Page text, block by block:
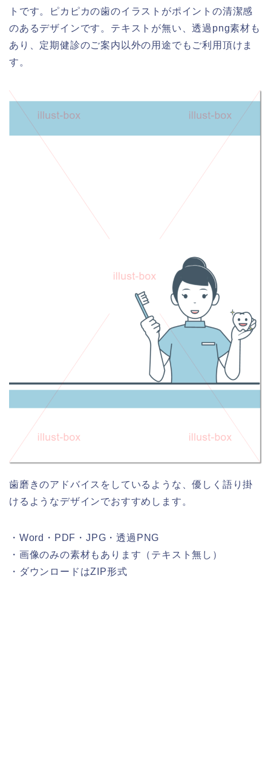
トです。ピカピカの歯のイラストがポイントの清潔感
のあるデザインです。テキストが無い、透過png素材も
あり、定期健診のご案内以外の用途でもご利用頂けま
す。
歯磨きのアドバイスをしているような、優しく語り掛
けるようなデザインでおすすめします。
・Word・PDF・JPG・透過PNG
・画像のみの素材もあります（テキスト無し）
・ダウンロードはZIP形式